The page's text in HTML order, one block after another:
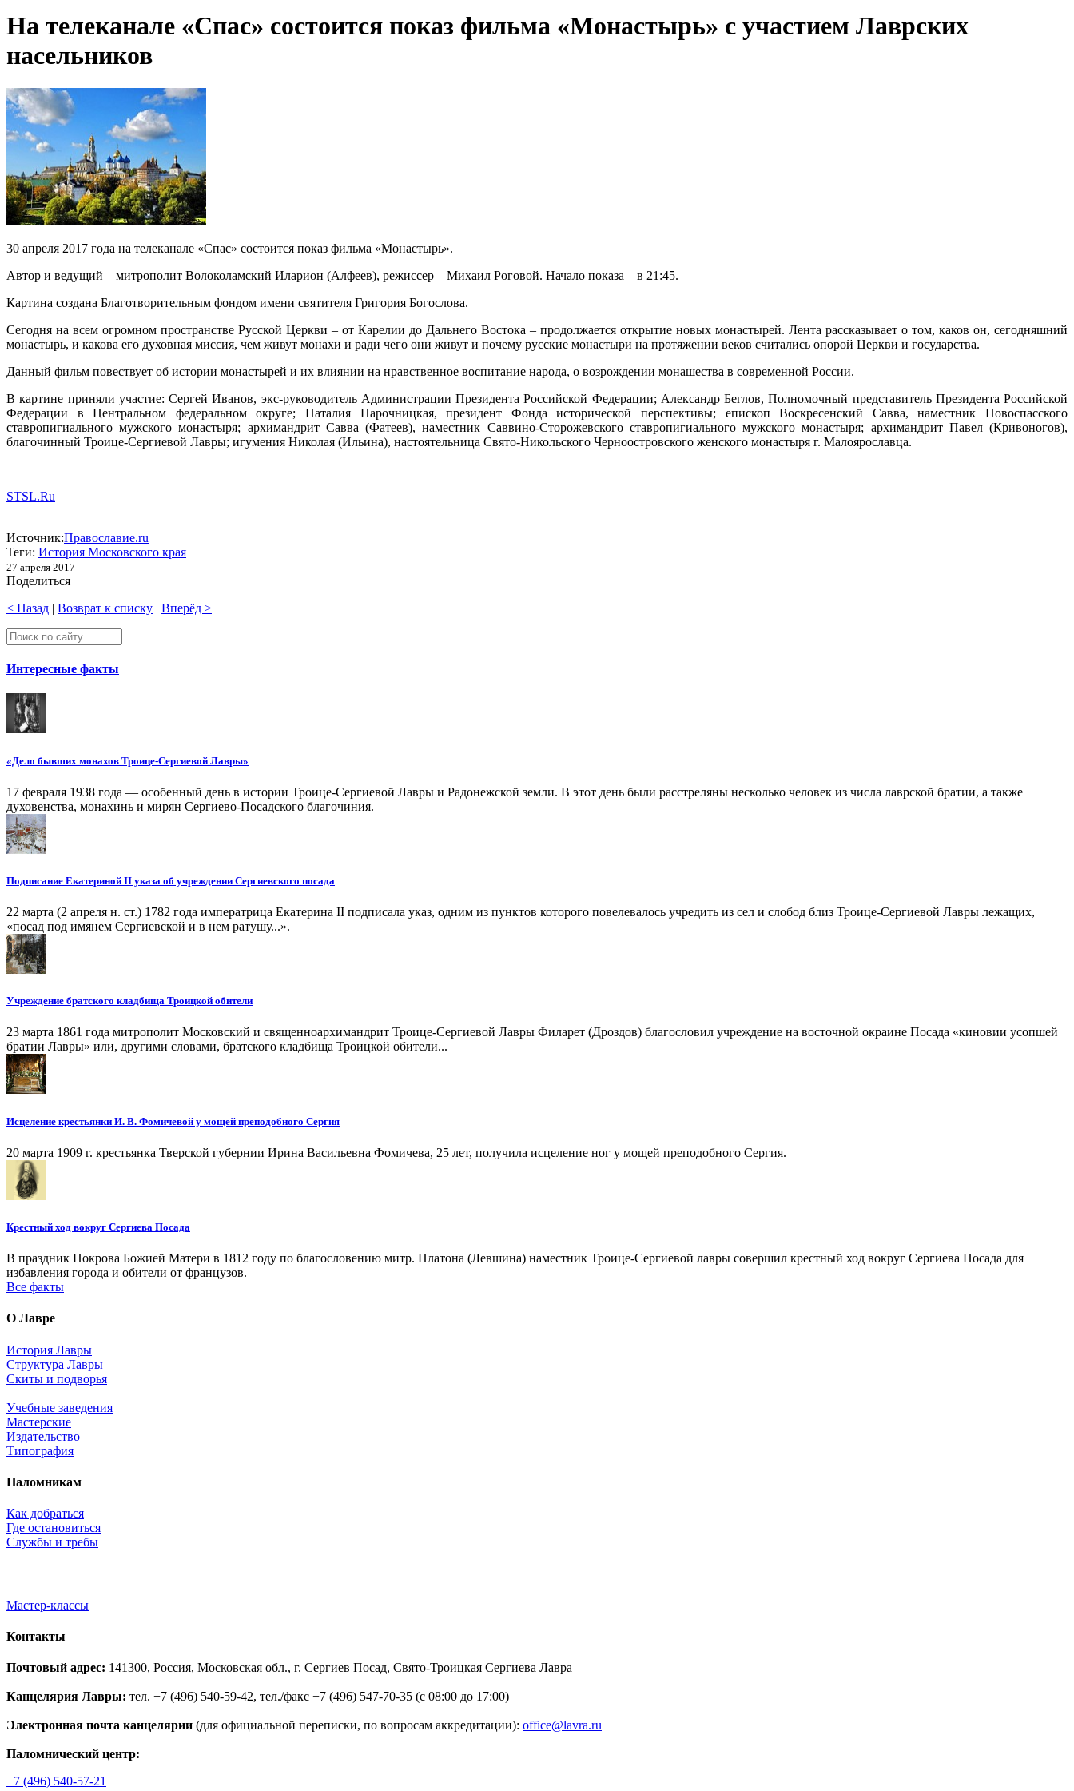
На телеканале «Спас» состоится показ фильма «Монастырь» с участием Лаврских
насельников
30 апреля 2017 года на телеканале «Спас» состоится показ фильма «Монастырь».
Автор и ведущий – митрополит Волоколамский Иларион (Алфеев), режиссер – Михаил Роговой. Начало показа – в 21:45.
Картина создана Благотворительным фондом имени святителя Григория Богослова.
Сегодня на всем огромном пространстве Русской Церкви – от Карелии до Дальнего Востока – продолжается открытие новых монастырей. Лента рассказывает о том, каков он, сегодняшний
монастырь, и какова его духовная миссия, чем живут монахи и ради чего они живут и почему русские монастыри на протяжении веков считались опорой Церкви и государства.
Данный фильм повествует об истории монастырей и их влиянии на нравственное воспитание народа, о возрождении монашества в современной России.
В картине приняли участие: Сергей Иванов, экс-руководитель Администрации Президента Российской Федерации; Александр Беглов, Полномочный представитель Президента Российской
Федерации в Центральном федеральном округе; Наталия Нарочницкая, президент Фонда исторической перспективы; епископ Воскресенский Савва, наместник Новоспасского
ставропигиального мужского монастыря; архимандрит Савва (Фатеев), наместник Саввино-Сторожевского ставропигиального мужского монастыря; архимандрит Павел (Кривоногов),
благочинный Троице-Сергиевой Лавры; игумения Николая (Ильина), настоятельница Свято-Никольского Черноостровского женского монастыря г. Малоярославца.
STSL.Ru
Источник:Православие.ru
Теги: История Московского края
27 апреля 2017
Поделиться
< Назад | Возврат к списку | Вперёд >
Интересные факты
«Дело бывших монахов Троице-Сергиевой Лавры»
17 февраля 1938 года — особенный день в истории Троице-Сергиевой Лавры и Радонежской земли. В этот день были расстреляны несколько человек из числа лаврской братии, а также
духовенства, монахинь и мирян Сергиево-Посадского благочиния.
Подписание Екатериной II указа об учреждении Сергиевского посада
22 марта (2 апреля н. ст.) 1782 года императрица Екатерина II подписала указ, одним из пунктов которого повелевалось учредить из сел и слобод близ Троице-Сергиевой Лавры лежащих,
«посад под имянем Сергиевской и в нем ратушу...».
Учреждение братского кладбища Троицкой обители
23 марта 1861 года митрополит Московский и священноархимандрит Троице-Сергиевой Лавры Филарет (Дроздов) благословил учреждение на восточной окраине Посада «киновии усопшей
братии Лавры» или, другими словами, братского кладбища Троицкой обители...
Исцеление крестьянки И. В. Фомичевой у мощей преподобного Сергия
20 марта 1909 г. крестьянка Тверской губернии Ирина Васильевна Фомичева, 25 лет, получила исцеление ног у мощей преподобного Сергия.
Крестный ход вокруг Сергиева Посада
В праздник Покрова Божией Матери в 1812 году по благословению митр. Платона (Левшина) наместник Троице-Сергиевой лавры совершил крестный ход вокруг Сергиева Посада для
избавления города и обители от французов.
Все факты
О Лавре
История Лавры
Структура Лавры
Скиты и подворья
Учебные заведения
Мастерские
Издательство
Типография
Паломникам
Как добраться
Где остановиться
Службы и требы
Мастер-классы
Контакты
Почтовый адрес: 141300, Россия, Московская обл., г. Сергиев Посад, Свято-Троицкая Сергиева Лавра
Канцелярия Лавры: тел. +7 (496) 540-59-42, тел./факс +7 (496) 547-70-35 (с 08:00 до 17:00)
Электронная почта канцелярии (для официальной переписки, по вопросам аккредитации): office@lavra.ru
Паломнический центр:
+7 (496) 540-57-21